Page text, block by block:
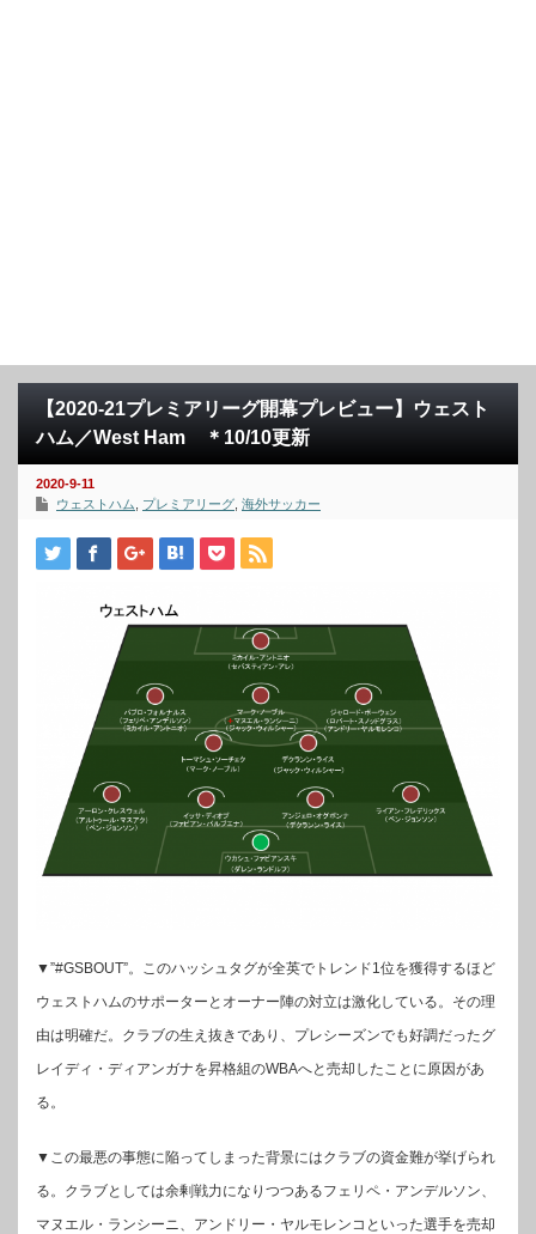
【2020-21プレミアリーグ開幕プレビュー】ウェスト
ハム／West Ham ＊10/10更新
2020-9-11
ウェストハム
プレミアリーグ 海外サッカー
▼”#GSBOUT”。このハッシュタグが全英でトレンド1位を獲得するほど
ウェストハムのサポーターとオーナー陣の対立は激化している。その理
由は明確だ。クラブの生え抜きであり、プレシーズンでも好調だったグ
レイディ・ディアンガナを昇格組のWBAへと売却したことに原因があ
る。
▼この最悪の事態に陥ってしまった背景にはクラブの資金難が挙げられ
る。クラブとしては余剰戦力になりつつあるフェリペ・アンデルソン、
マヌエル・ランシーニ、アンドリー・ヤルモレンコといった選手を売却